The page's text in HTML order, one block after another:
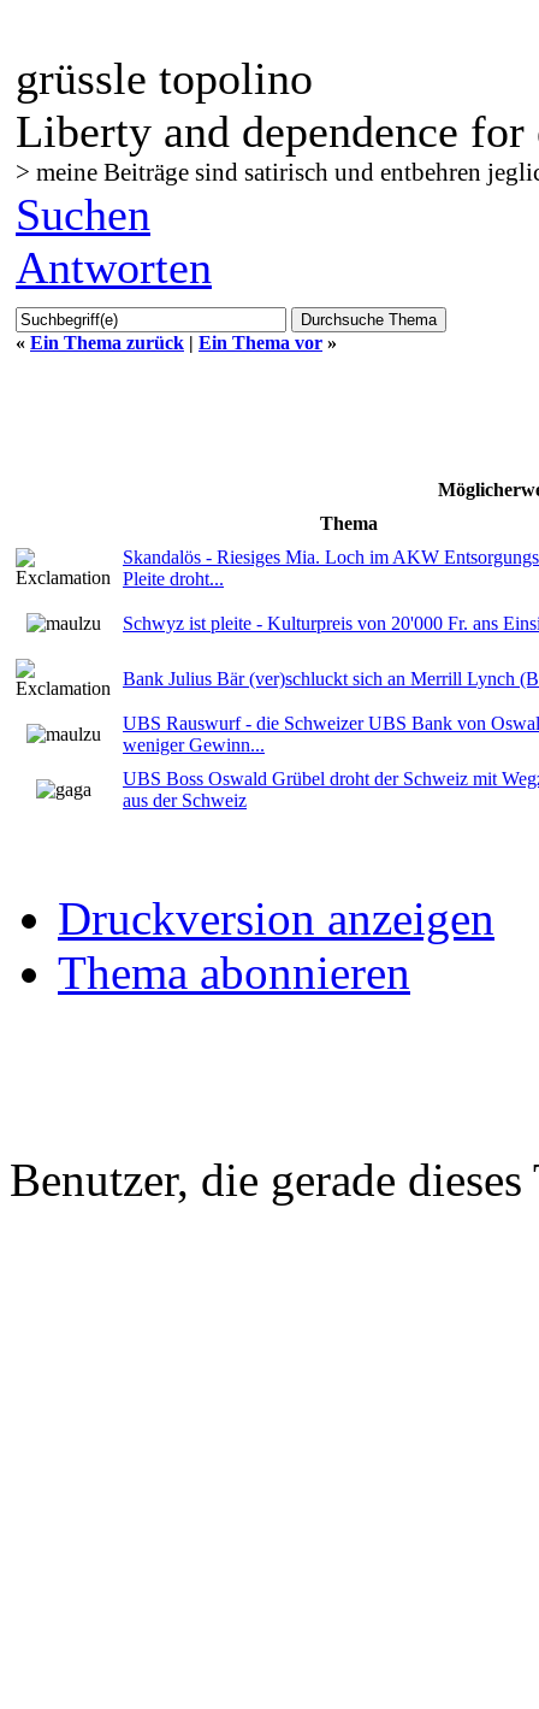
grüssle topolino
Liberty and dependence for
> meine Beiträge sind satirisch und entbehren
Suchen
Antworten
« Ein Thema zurück | Ein Thema vor »
Thema
Skandalös - Riesiges Mia. Loch im AKW
Pleite droht...
Schwyz ist pleite - Kulturpreis von 20'000 Fr. ans
Bank Julius Bär (ver)schluckt sich an Merrill Lynch
UBS Rauswurf - die Schweizer UBS Bank von
weniger Gewinn...
UBS Boss Oswald Grübel droht der Schweiz mit
aus der Schweiz
Druckversion anzeigen
Thema abonnieren
Benutzer, die gerade